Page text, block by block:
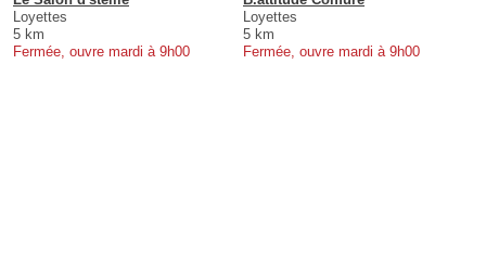
Loyettes
5 km
Fermée, ouvre mardi à 9h00
Loyettes
5 km
Fermée, ouvre mardi à 9h00